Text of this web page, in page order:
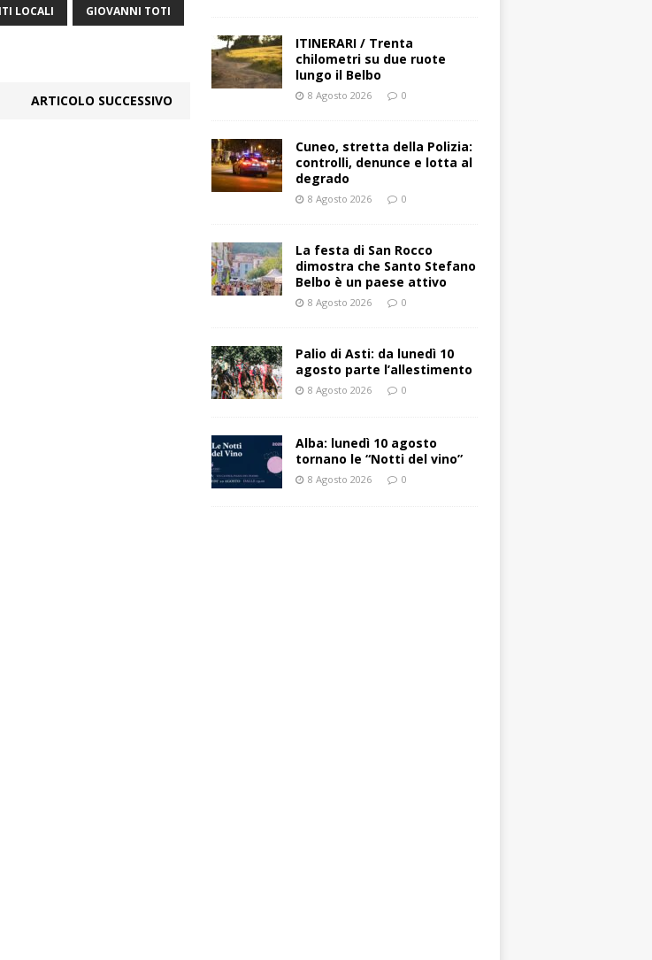
LOCALI GIOVANNI TOTI
ARTICOLO SUCCESSIVO
ITINERARI / Trenta
chilometri su due ruote
lungo il Belbo
8 Agosto 2026 0
Cuneo, stretta della Polizia:
controlli, denunce e lotta al
degrado
8 Agosto 2026 0
La festa di San Rocco
dimostra che Santo Stefano
Belbo è un paese attivo
8 Agosto 2026 0
Palio di Asti: da lunedì 10
agosto parte l’allestimento
8 Agosto 2026 0
Alba: lunedì 10 agosto
tornano le “Notti del vino”
8 Agosto 2026 0